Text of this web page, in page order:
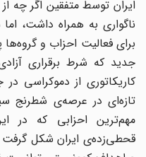
ایران توسط متفقین اگر چه
ناگواری به همراه داشت،
برای فعالیت احزاب و گروه‌ها
جدید که شرط برقراری
کاریکاتوری از دموکراسی در
تازه‌ای در عرصه‌‌ی شطرنج
مهم‌ترین احزابی که در
قحطی‌زده‌ی ایران شکل گرفت